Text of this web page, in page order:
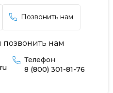
Позвонить нам
позвонить нам
Телефон
8 (800) 301-81-76